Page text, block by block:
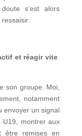
s’est alors
et réagir vite
son groupe. Moi,
notamment
envoyer un signal
U19, montrer aux
être remises en